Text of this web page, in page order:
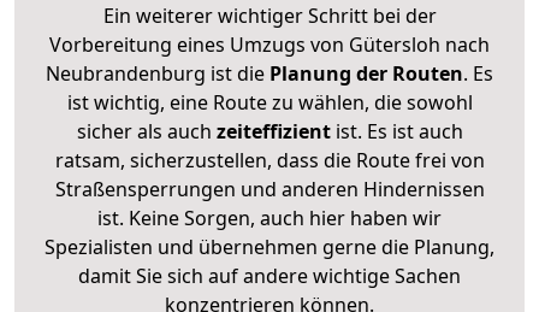
Ein weiterer wichtiger Schritt bei der
Vorbereitung eines Umzugs von Gütersloh nach
Neubrandenburg ist die Planung der Routen. Es
ist wichtig, eine Route zu wählen, die sowohl
sicher als auch zeiteffizientist. Es ist auch
ratsam, sicherzustellen, dass die Route frei von
Straßensperrungen und anderen Hindernissen
ist. Keine Sorgen, auch hier haben wir
Spezialisten und übernehmen gerne die Planung,
damit Sie sich auf andere wichtige Sachen
konzentrieren können.